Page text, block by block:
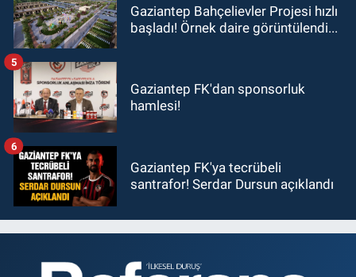
Gaziantep Bahçelievler Projesi hızlı
başladı! Örnek daire görüntülendi...
Gaziantep FK'dan sponsorluk
hamlesi!
5
Gaziantep FK'ya tecrübeli
santrafor! Serdar Dursun açıklandı
6